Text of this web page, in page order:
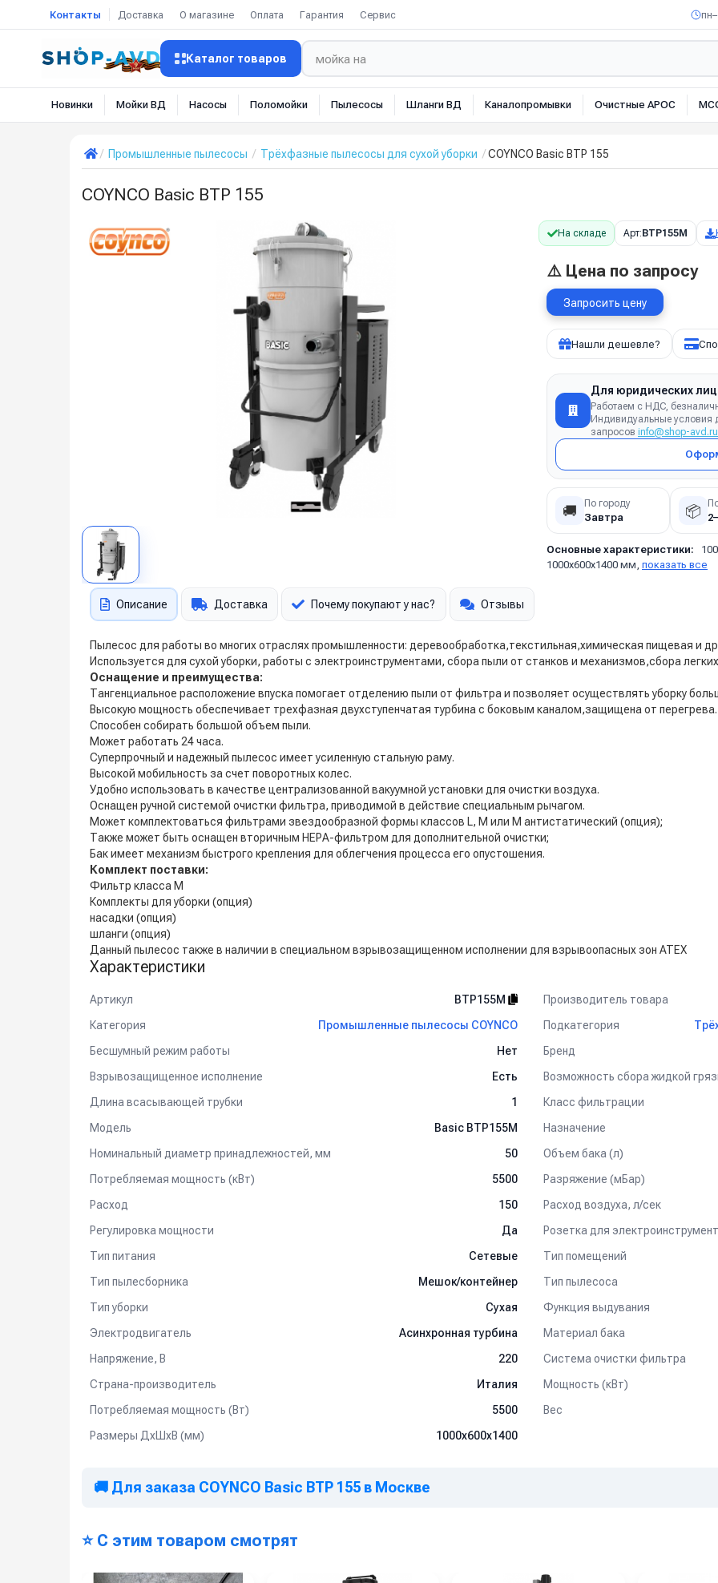
Контакты Доставка О магазине Оплата Гарантия Сервис
Каталог товаров
Новинки Мойки ВД Насосы Поломойки Пылесосы Шланги ВД Каналопромывки Очистные АРОС
Промышленные пылесосы Трёхфазные пылесосы для сухой уборки COYNCO Basic BTP 155
COYNCO Basic BTP 155
На складе Арт: BTP155M
⚠️ Цена по запросу
Запросить цену
Нашли дешевле?
Для юридических лиц
Работаем с НДС,
Индивидуальные условия
запросов info@shop-avd.ru
🚚 По городу
Завтра 📦
Основные характеристики:
1000x600x1400 мм, показать все
Описание Доставка Почему покупают у нас? Отзывы
Пылесос для работы во многих отраслях промышленности: деревообработка,текстильная,химическая пищевая и
Используется для сухой уборки, работы с электроинструментами, сбора пыли от станков и механизмов,сбора
Оснащение и преимущества:
Тангенциальное расположение впуска помогает отделению пыли от фильтра и позволяет осуществлять уборку
Высокую мощность обеспечивает трехфазная двухступенчатая турбина с боковым каналом,защищена от перегрева.
Способен собирать большой объем пыли.
Может работать 24 часа.
Суперпрочный и надежный пылесос имеет усиленную стальную раму.
Высокой мобильность за счет поворотных колес.
Удобно использовать в качестве централизованной вакуумной установки для очистки воздуха.
Оснащен ручной системой очистки фильтра, приводимой в действие специальным рычагом.
Может комплектоваться фильтрами звездообразной формы классов L, M или M антистатический (опция);
Также может быть оснащен вторичным НЕРА-фильтром для дополнительной очистки;
Бак имеет механизм быстрого крепления для облегчения процесса его опустошения.
Комплект поставки:
Фильтр класса М
Комплекты для уборки (опция)
насадки (опция)
шланги (опция)
Данный пылесос также в наличии в специальном взрывозащищенном исполнении для взрывоопасных зон ATEX
Характеристики
Артикул BTP155M Производитель товара
Категория
Промышленные пылесосы COYNCO Подкатегория
Бесшумный режим работы
Нет Бренд
Взрывозащищенное исполнение
Есть Возможность сбора жидкой
Длина всасывающей трубки
1 Класс фильтрации
Модель
Basic BTP155M Назначение
Номинальный диаметр принадлежностей, мм
50 Объем бака (л)
Потребляемая мощность (кВт)
5500 Разряжение (мБар)
Расход
150 Расход воздуха, л/сек
Регулировка мощности
Да Розетка для
Тип питания
Сетевые Тип помещений
Тип пылесборника
Мешок/контейнер Тип пылесоса
Тип уборки
Сухая Функция выдувания
Электродвигатель
Асинхронная турбина Материал бака
Напряжение, В
220 Система очистки фильтра
Страна-производитель
Италия Мощность (кВт)
Потребляемая мощность (Вт)
5500 Вес
Размеры ДхШхВ (мм)
1000x600x1400
🚚 Для заказа COYNCO Basic BTP 155 в Москве
⭐ С этим товаром смотрят